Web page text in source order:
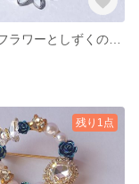
残り1点